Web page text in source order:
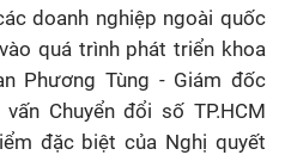
doanh nghiệp ngoài quốc
quá trình phát triển khoa
Phương Tùng - Giám đốc
Chuyển đổi số TP.HCM
đặc biệt của Nghị quyết